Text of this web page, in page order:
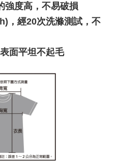
強度高，不易破損
，經20次洗滌測試，不
面平坦不起毛